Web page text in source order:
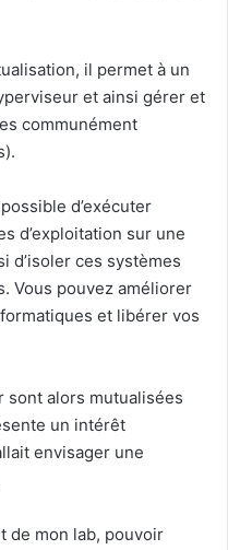
il permet à un
et ainsi gérer et
communément
d’exécuter
d’exploitation sur une
d’isoler ces systèmes
Vous pouvez améliorer
et libérer vos
sont alors mutualisées
un intérêt
envisager une
de mon lab, pouvoir